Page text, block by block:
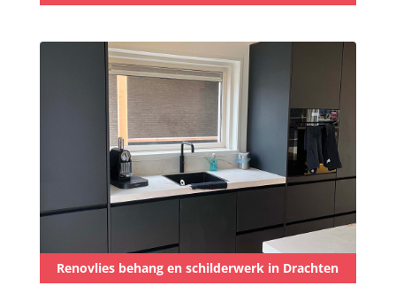
Renovlies behang en schilderwerk in Drachten